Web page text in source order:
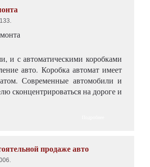
.
и с автоматическими коробками
авто. Коробка автомат имеет
Современные автомобили и
сконцентрироваться на дороге и
продаже авто
.